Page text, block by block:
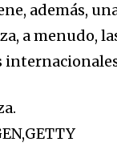
además,
a menudo,
GETTY